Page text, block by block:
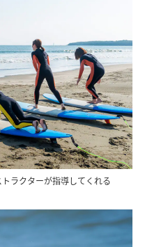
ラクターが指導してくれる